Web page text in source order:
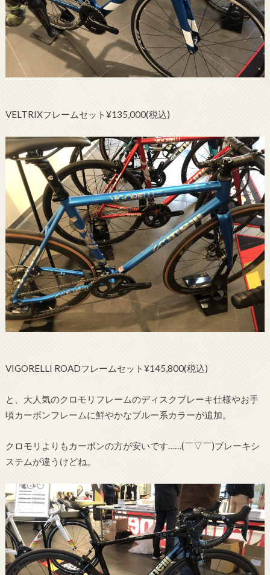
VELTRIXフレームセット¥135,000(税込)
VIGORELLI ROADフレームセット¥145,800(税込)
と、大人気のクロモリフレームのディスクブレーキ仕様やお手
頃カーボンフレームに鮮やかなブルー系カラーが追加。
クロモリよりもカーボンの方が安いです……(￣▽￣)ブレーキシ
ステムが違うけどね。